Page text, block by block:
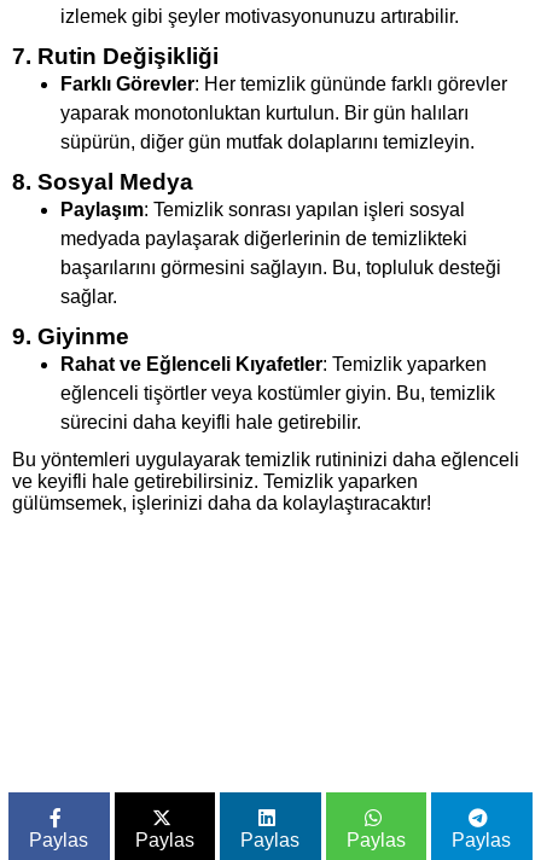
izlemek gibi şeyler motivasyonunuzu artırabilir.
7. Rutin Değişikliği
Farklı Görevler: Her temizlik gününde farklı görevler
yaparak monotonluktan kurtulun. Bir gün halıları
süpürün, diğer gün mutfak dolaplarını temizleyin.
8. Sosyal Medya
Paylaşım: Temizlik sonrası yapılan işleri sosyal
medyada paylaşarak diğerlerinin de temizlikteki
başarılarını görmesini sağlayın. Bu, topluluk desteği
sağlar.
9. Giyinme
Rahat ve Eğlenceli Kıyafetler: Temizlik yaparken
eğlenceli tişörtler veya kostümler giyin. Bu, temizlik
sürecini daha keyifli hale getirebilir.
Bu yöntemleri uygulayarak temizlik rutininizi daha eğlenceli
ve keyifli hale getirebilirsiniz. Temizlik yaparken
gülümsemek, işlerinizi daha da kolaylaştıracaktır!
Paylas Paylas Paylas Paylas Paylas